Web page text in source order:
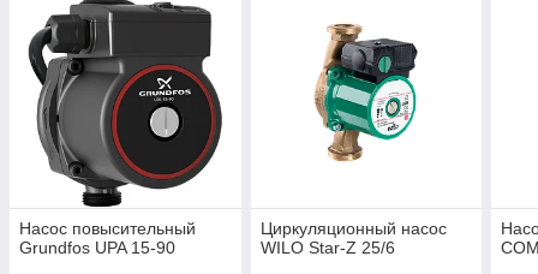
Насос повысительный
Grundfos UPA 15-90
Циркуляционный насос
WILO Star-Z 25/6